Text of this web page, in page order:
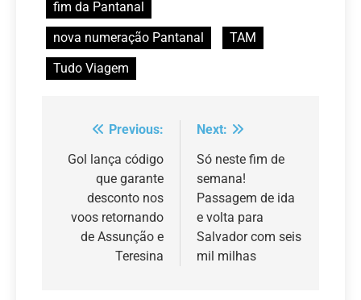
fim da Pantanal
nova numeração Pantanal
TAM
Tudo Viagem
Navegação
de
Post
Previous:
Gol lança código
que garante
desconto nos
voos retornando
de Assunção e
Teresina
Next:
Só neste fim de
semana!
Passagem de ida
e volta para
Salvador com seis
mil milhas